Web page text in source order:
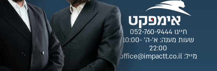
חייגו 052-760-9444
שעות מענה: א’-ה’ 10:00-
22:00
מייל: office@impactt.co.il